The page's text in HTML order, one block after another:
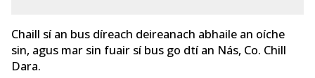
Chaill sí an bus díreach deireanach abhaile an oíche
sin, agus mar sin fuair sí bus go dtí an Nás, Co. Chill
Dara.